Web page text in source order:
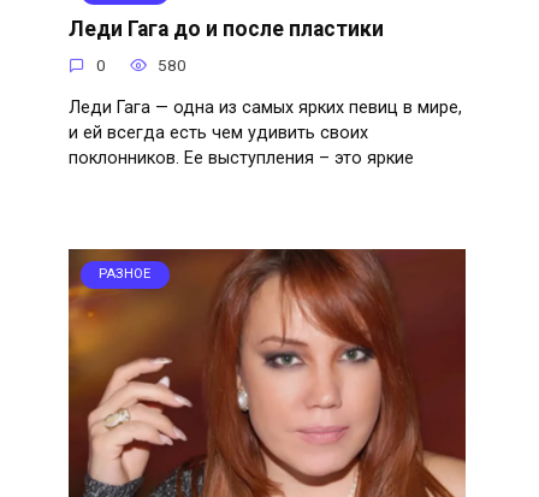
Леди Гага до и после пластики
0 580
Леди Гага — одна из самых ярких певиц в мире,
и ей всегда есть чем удивить своих
поклонников. Ее выступления – это яркие
РАЗНОЕ